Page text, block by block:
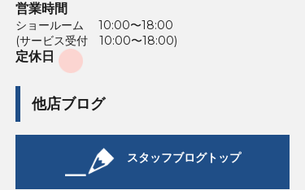
営業時間
ショールーム 10:00〜18:00
(サービス受付 10:00〜18:00)
定休日
他店ブログ
スタッフブログトップ